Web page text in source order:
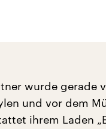
wurde gerade
und vor dem
ihrem Laden